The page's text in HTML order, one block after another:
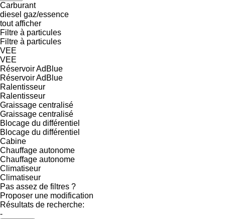
Carburant
diesel gaz/essence
tout afficher
Filtre à particules
Filtre à particules
VEE
VEE
Réservoir AdBlue
Réservoir AdBlue
Ralentisseur
Ralentisseur
Graissage centralisé
Graissage centralisé
Blocage du différentiel
Blocage du différentiel
Cabine
Chauffage autonome
Chauffage autonome
Climatiseur
Climatiseur
Pas assez de filtres ?
Proposer une modification
Résultats de recherche:
-